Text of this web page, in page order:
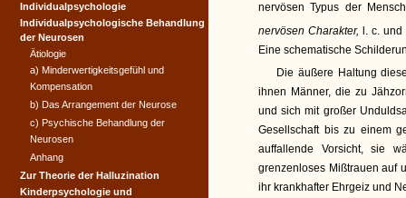
nervösen Typus der
nervösen Charakter,
l. c.
Eine schematische
Die äußere Haltung
ihnen Männer, die zu
und sich mit großer
Gesellschaft bis zu einem
auffallende Vorsicht, sie
grenzenloses Mißtrauen auf
ihr krankhafter Ehrgeiz und
Individualpsychologie
Individualpsychologische Behandlung
der Neurosen
Ätiologie
a) Minderwertigkeitsgefühl und
Kompensation
b) Das Arrangement der Neurose
c) Psychische Behandlung der
Neurosen
Anhang
Zur Theorie der Halluzination
Kinderpsychologie und